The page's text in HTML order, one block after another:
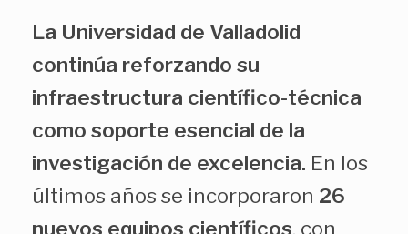
La Universidad de Valladolid
continúa reforzando su
infraestructura científico-técnica
como soporte esencial de la
investigación de excelencia. En los
últimos años se incorporaron 26
nuevos equipos científicos, con